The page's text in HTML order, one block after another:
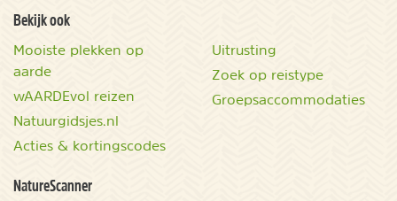
Bekijk ook
Mooiste plekken op
aarde
wAARDEvol reizen
Natuurgidsjes.nl
Acties & kortingscodes
Uitrusting
Zoek op reistype
Groepsaccommodaties
NatureScanner